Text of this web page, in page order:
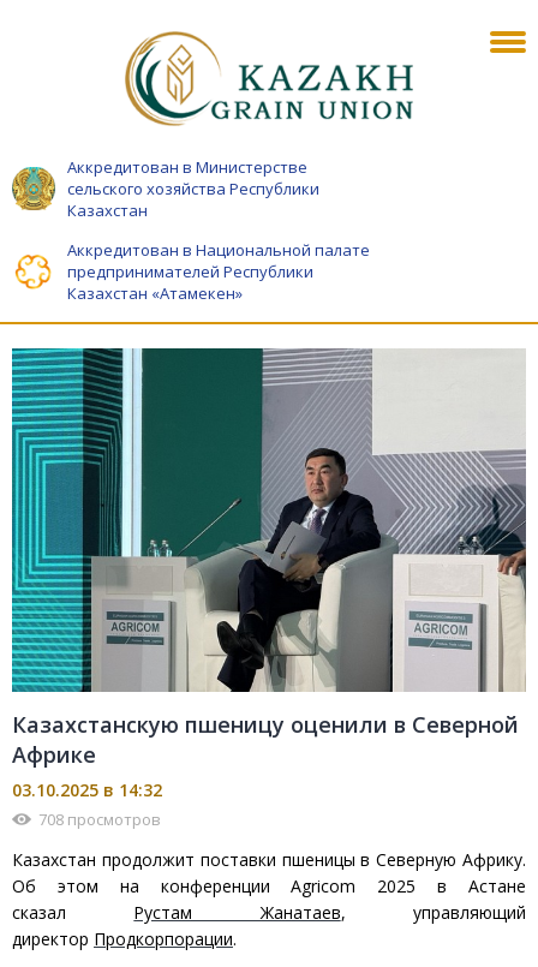
Аккредитован в Министерстве
сельского хозяйства Республики
Казахстан
Аккредитован в Национальной палате
предпринимателей Республики
Казахстан «Атамекен»
Казахстанскую пшеницу оценили в Северной
Африке
03.10.2025 в 14:32
708 просмотров
Казахстан продолжит поставки пшеницы в Северную Африку.
Об этом на конференции Agricom 2025 в Астане
сказал Рустам Жанатаев, управляющий
директор Продкорпорации.